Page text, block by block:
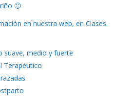
🙂
en nuestra web, en Clases.
suave, medio y fuerte
Terapéutico